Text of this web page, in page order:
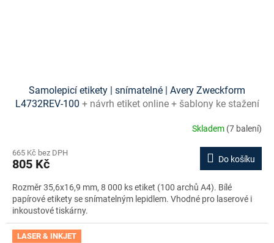
Samolepicí etikety | snímatelné | Avery Zweckform
L4732REV-100 + návrh etiket online + šablony ke stažení
Skladem (7 balení)
665 Kč bez DPH
805 Kč Do košíku
Rozměr 35,6x16,9 mm, 8 000 ks etiket (100 archů A4). Bílé
papírové etikety se snímatelným lepidlem. Vhodné pro laserové i
inkoustové tiskárny.
LASER & INKJET